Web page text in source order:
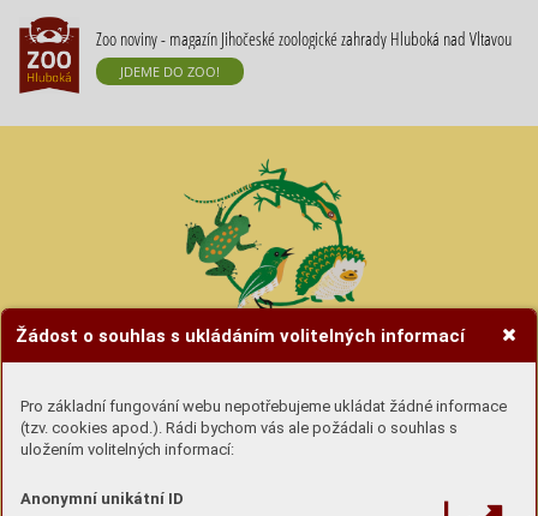
Žádost o souhlas s ukládáním volitelných informací
Pro základní fungování webu nepotřebujeme ukládat žádné informace
(tzv. cookies apod.). Rádi bychom vás ale požádali o souhlas s
uložením volitelných informací:
Anonymní unikátní ID
Zoo noviny - magazín Jihočeské zoologické zahrady Hluboká nad Vltavou
JDEME DO ZOO!
Hravé úkoly se zvířátky
Úkoly si buďstáhni (pdf) a vytiskninebo si lámej